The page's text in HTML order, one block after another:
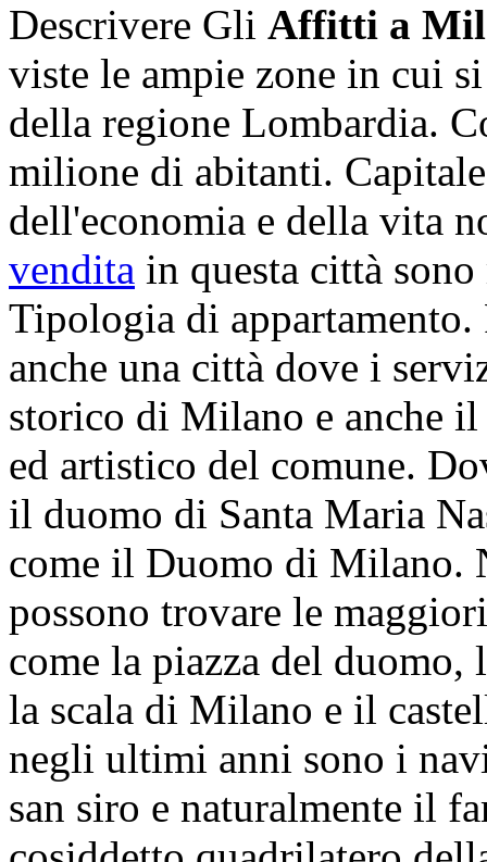
Descrivere Gli Affitti a
viste le ampie zone in cui
della regione Lombardia.
milione di abitanti.
dell'economia e della vita
vendita in questa città
Tipologia di appartamento.
anche una città dove i
storico di Milano e anche
ed artistico del comune.
il duomo di Santa Maria
come il Duomo di Milano.
possono trovare le
come la piazza del
la scala di Milano e il
negli ultimi anni sono i
san siro e naturalmente il